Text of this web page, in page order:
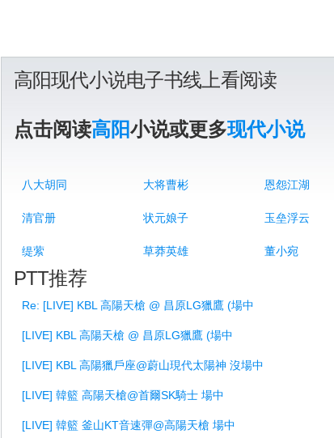
高阳现代小说电子书线上看阅读
点击阅读高阳小说或更多现代小说
八大胡同 大将曹彬 恩怨江湖
清官册 状元娘子 玉垒浮云
缇萦 草莽英雄 董小宛
PTT推荐
Re: [LIVE] KBL 高陽天槍 @ 昌原LG獵鷹 (場中
[LIVE] KBL 高陽天槍 @ 昌原LG獵鷹 (場中
[LIVE] KBL 高陽獵戶座@蔚山現代太陽神 沒場中
[LIVE] 韓籃 高陽天槍@首爾SK騎士 場中
[LIVE] 韓籃 釜山KT音速彈@高陽天槍 場中